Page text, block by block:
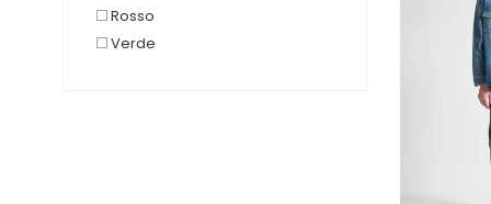
Rosso
Verde